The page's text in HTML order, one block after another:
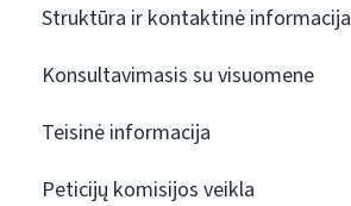
Struktūra ir kontaktinė informacija
Konsultavimasis su visuomene
Teisinė informacija
Peticijų komisijos veikla